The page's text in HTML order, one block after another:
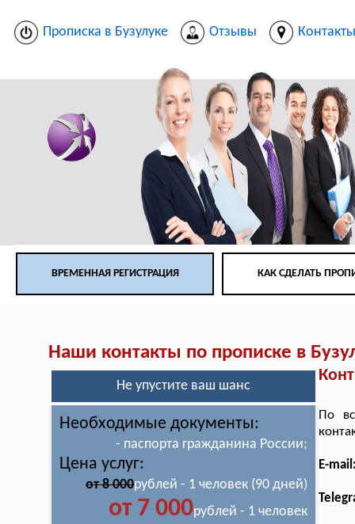
Прописка в Бузулуке Отзывы
ВРЕМЕННАЯ РЕГИСТРАЦИЯ КАК СДЕЛАТЬ
Наши контакты по прописке в
Не упустите ваш шанс
Необходимые документы:
- паспорта гражданина России;
Цена услуг:
от 8 000рублей - 1 человек (90 дней)
от 7 000рублей - 1 человек
По
E-